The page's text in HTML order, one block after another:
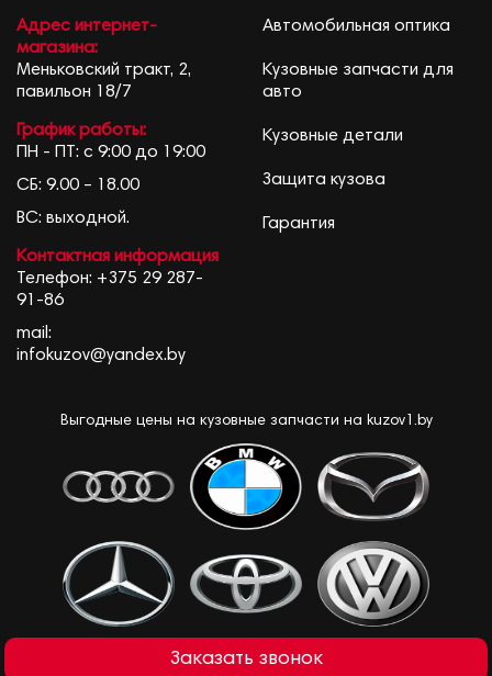
Адрес интернет-
магазина:
Меньковский тракт, 2,
павильон 18/7
График работы:
ПН - ПТ: с 9:00 до 19:00
СБ: 9.00 – 18.00
ВС: выходной.
Контактная информация
Телефон: +375 29 287-
91-86
mail:
infokuzov@yandex.by
Автомобильная оптика
Кузовные запчасти для
авто
Кузовные детали
Защита кузова
Гарантия
Выгодные цены на кузовные запчасти на kuzov1.by
Заказать звонок